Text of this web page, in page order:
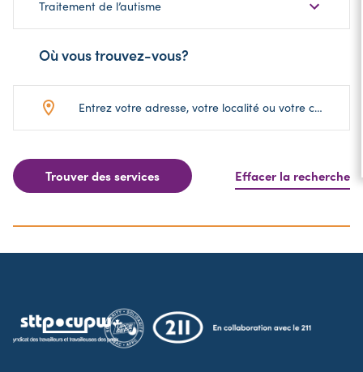
sous-
catégorie
Traitement de l’autisme
Où vous trouvez-vous?
Trouver des services Effacer la recherche